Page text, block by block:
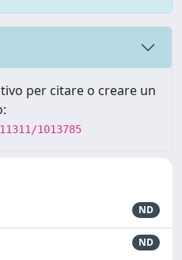
per citare o creare un
1013785
ND
ND